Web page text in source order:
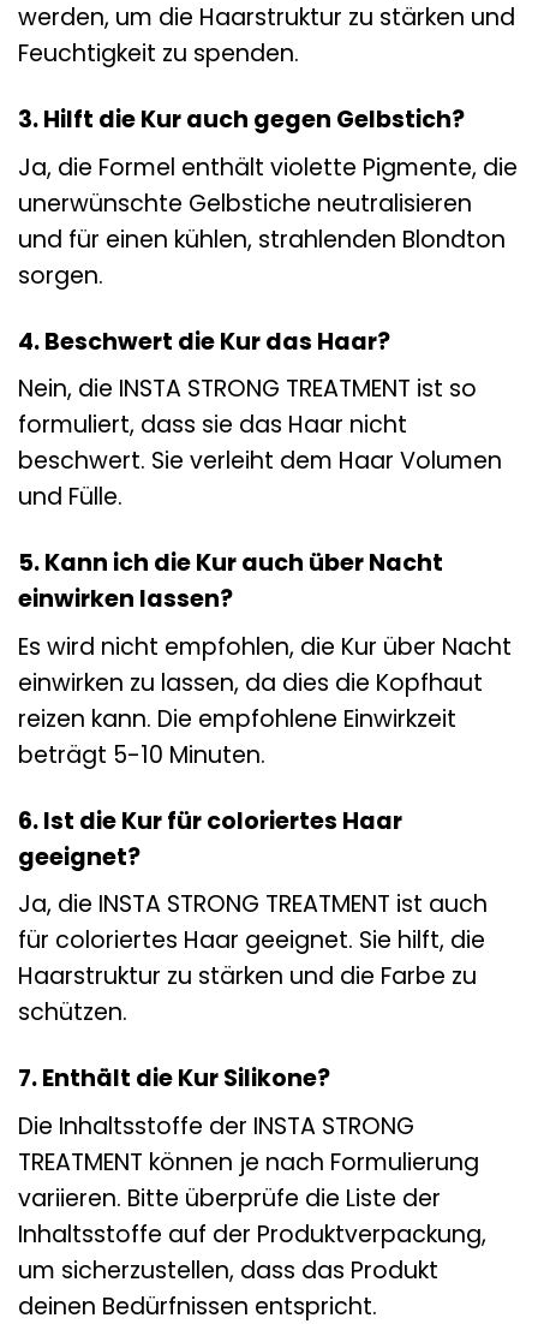
werden, um die Haarstruktur zu stärken und
Feuchtigkeit zu spenden.
3. Hilft die Kur auch gegen Gelbstich?
Ja, die Formel enthält violette Pigmente, die
unerwünschte Gelbstiche neutralisieren
und für einen kühlen, strahlenden Blondton
sorgen.
4. Beschwert die Kur das Haar?
Nein, die INSTA STRONG TREATMENT ist so
formuliert, dass sie das Haar nicht
beschwert. Sie verleiht dem Haar Volumen
und Fülle.
5. Kann ich die Kur auch über Nacht
einwirken lassen?
Es wird nicht empfohlen, die Kur über Nacht
einwirken zu lassen, da dies die Kopfhaut
reizen kann. Die empfohlene Einwirkzeit
beträgt 5-10 Minuten.
6. Ist die Kur für coloriertes Haar
geeignet?
Ja, die INSTA STRONG TREATMENT ist auch
für coloriertes Haar geeignet. Sie hilft, die
Haarstruktur zu stärken und die Farbe zu
schützen.
7. Enthält die Kur Silikone?
Die Inhaltsstoffe der INSTA STRONG
TREATMENT können je nach Formulierung
variieren. Bitte überprüfe die Liste der
Inhaltsstoffe auf der Produktverpackung,
um sicherzustellen, dass das Produkt
deinen Bedürfnissen entspricht.